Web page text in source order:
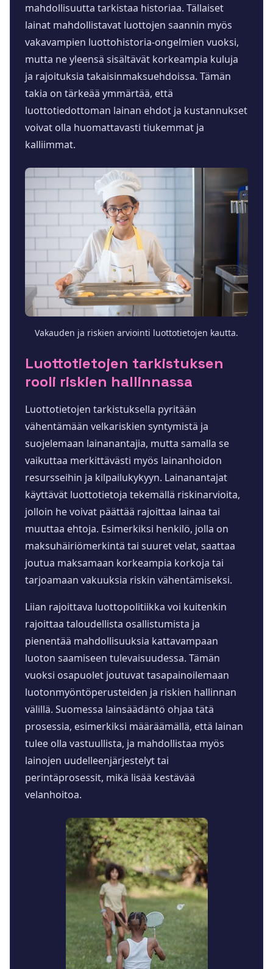
mahdollisuutta tarkistaa historiaa. Tällaiset
lainat mahdollistavat luottojen saannin myös
vakavampien luottohistoria-ongelmien vuoksi,
mutta ne yleensä sisältävät korkeampia kuluja
ja rajoituksia takaisinmaksuehdoissa. Tämän
takia on tärkeää ymmärtää, että
luottotiedottoman lainan ehdot ja kustannukset
voivat olla huomattavasti tiukemmat ja
kalliimmat.
Vakauden ja riskien arviointi luottotietojen kautta.
Luottotietojen tarkistuksen
rooli riskien hallinnassa
Luottotietojen tarkistuksella pyritään
vähentämään velkariskien syntymistä ja
suojelemaan lainanantajia, mutta samalla se
vaikuttaa merkittävästi myös lainanhoidon
resursseihin ja kilpailukykyyn. Lainanantajat
käyttävät luottotietoja tekemällä riskinarvioita,
jolloin he voivat päättää rajoittaa lainaa tai
muuttaa ehtoja. Esimerkiksi henkilö, jolla on
maksuhäiriömerkintä tai suuret velat, saattaa
joutua maksamaan korkeampia korkoja tai
tarjoamaan vakuuksia riskin vähentämiseksi.
Liian rajoittava luottopolitiikka voi kuitenkin
rajoittaa taloudellista osallistumista ja
pienentää mahdollisuuksia kattavampaan
luoton saamiseen tulevaisuudessa. Tämän
vuoksi osapuolet joutuvat tasapainoilemaan
luotonmyöntöperusteiden ja riskien hallinnan
välillä. Suomessa lainsäädäntö ohjaa tätä
prosessia, esimerkiksi määräämällä, että lainan
tulee olla vastuullista, ja mahdollistaa myös
lainojen uudelleenjärjestelyt tai
perintäprosessit, mikä lisää kestävää
velanhoitoa.